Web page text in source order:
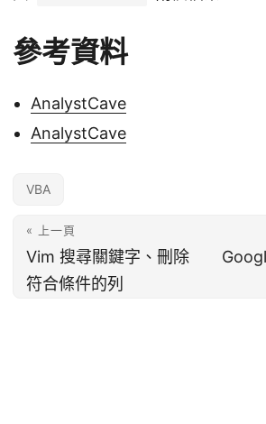
參考資料
AnalystCave
AnalystCave
VBA
« 上一頁
Vim 搜尋關鍵字、刪除
符合條件的列